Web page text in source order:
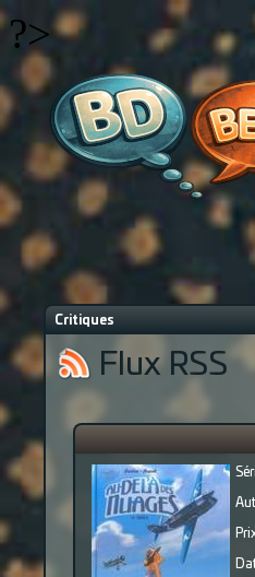
?>
Critiques
Flux RSS